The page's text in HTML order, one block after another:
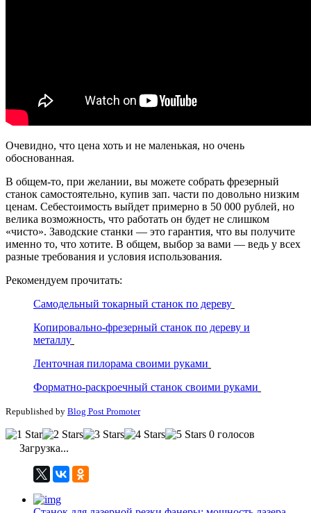
Очевидно, что цена хоть и не маленькая, но очень
обоснованная.
В общем-то, при желании, вы можете собрать фрезерный
станок самостоятельно, купив зап. части по довольно низким
ценам. Себестоимость выйдет примерно в 50 000 рублей, но
велика возможность, что работать он будет не слишком
«чисто». Заводские станки — это гарантия, что вы получите
именно то, что хотите. В общем, выбор за вами — ведь у всех
разные требования и условия использования.
Рекомендуем прочитать:
Самодельный токарный станок по дереву
Копировально-фрезерный станок по дереву и
металлу
Ленточная пилорама своими руками
Форматно-раскроечный станок своими руками
Republished by Blog Post Promoter
0 голосов
Загрузка...